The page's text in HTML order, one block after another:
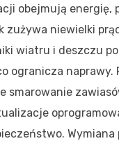
obejmują energię,
zużywa niewielki
wiatru i deszczu
ogranicza naprawy.
smarowanie
Wymiana